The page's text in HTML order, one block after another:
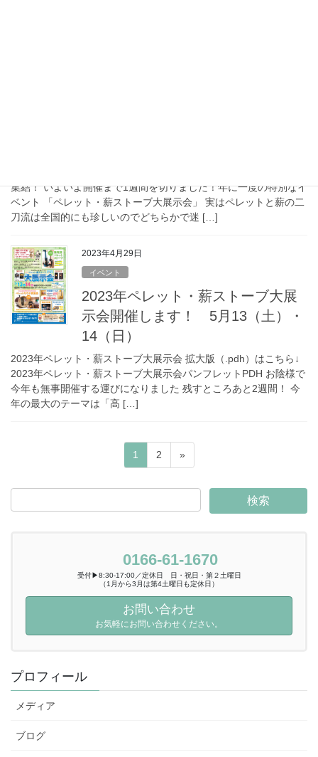
集結！ いよいよ開催まで1週間を切りました！年に一度の特別なイ
ベント 「ペレット・薪ストーブ大展示会」 実はペレットと薪の二
刀流は全国的にも珍しいのでどちらかで迷 […]
2023年4月29日
イベント
2023年ペレット・薪ストーブ大展
示会開催します！ 5月13（土）・
14（日）
2023年ペレット・薪ストーブ大展示会 拡大版（.pdh）はこちら↓
2023年ペレット・薪ストーブ大展示会パンフレットPDH お陰様で
今年も無事開催する運びになりました 残すところあと2週間！ 今
年の最大のテーマは「高 […]
1 2 »
0166-61-1670
受付▶8:30-17:00／定休日 日・祝日・第２土曜日
（1月から3月は第4土曜日も定休日）
お問い合わせ
お気軽にお問い合わせください。
プロフィール
メディア
ブログ